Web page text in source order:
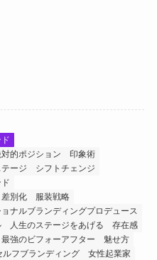
的ポジション
印象術
ージ
シフトチェンジ
差別化
服装戦略
ナルブランディングプロデュース
人生のステージをあげる
存在感
最強のビフォーアフター
魅せ方
ルフブランディング
女性起業家